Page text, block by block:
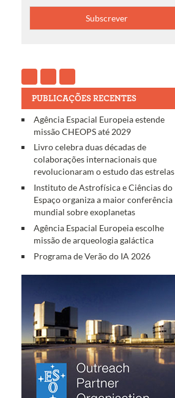
PUBLICAÇÕES RECENTES
Agência Espacial Europeia estende
missão CHEOPS até 2029
Livro celebra duas décadas de
colaborações internacionais que
revolucionaram o estudo das estrelas
Instituto de Astrofísica e Ciências do
Espaço organiza a maior conferência
mundial sobre exoplanetas
Agência Espacial Europeia escolhe
missão de arqueologia galáctica
Programa de Verão do IA 2026